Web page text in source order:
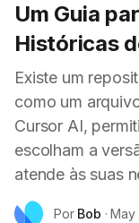
Um Guia
Históricas
Existe um
como um
Cursor AI,
escolham a
atende às suas
Por Bob ·May